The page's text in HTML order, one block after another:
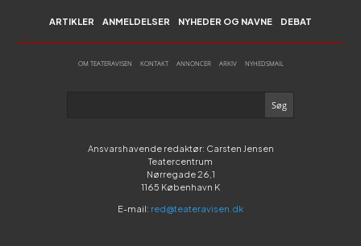
ARTIKLER ANMELDELSER NYHEDER OG NAVNE DEBAT
OM TEATERAVISEN KONTAKT ANNONCER ARKIV NYHEDSMAIL
Ansvarshavende redaktør: Carsten Jensen
Teatercentrum
Nørregade 26,1
1165 København K
E-mail: red@teateravisen.dk